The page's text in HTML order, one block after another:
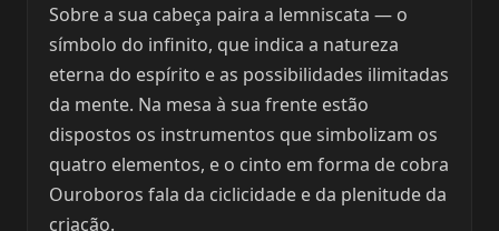
Sobre a sua cabeça paira a lemniscata — o
símbolo do infinito, que indica a natureza
eterna do espírito e as possibilidades ilimitadas
da mente. Na mesa à sua frente estão
dispostos os instrumentos que simbolizam os
quatro elementos, e o cinto em forma de cobra
Ouroboros fala da ciclicidade e da plenitude da
criação.